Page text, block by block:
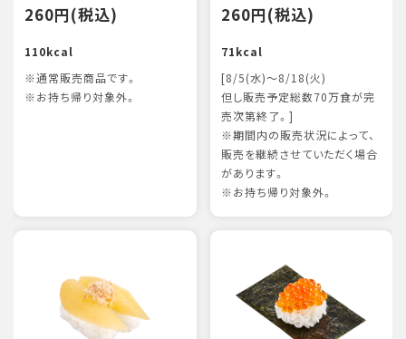
260円(税込)
110kcal
※通常販売商品です。
※お持ち帰り対象外。
260円(税込)
71kcal
[8/5(水)～8/18(火)
但し販売予定総数70万食が完
売次第終了。]
※期間内の販売状況によって、
販売を継続させていただく場合
があります。
※お持ち帰り対象外。